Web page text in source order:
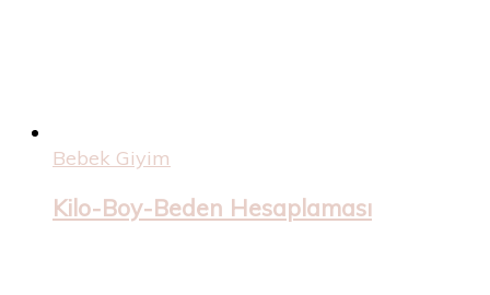
Bebek Giyim
Kilo-Boy-Beden Hesaplaması